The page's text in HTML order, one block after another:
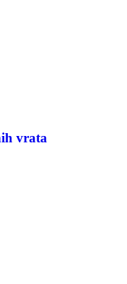
vrata